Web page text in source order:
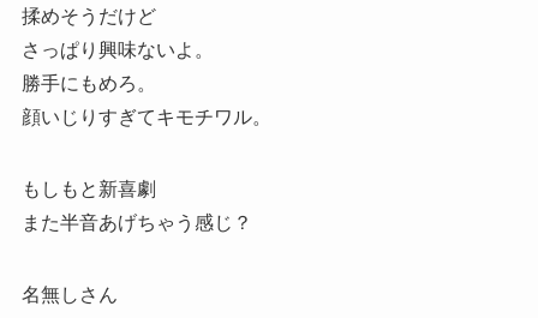
揉めそうだけど
さっぱり興味ないよ。
勝手にもめろ。
顔いじりすぎてキモチワル。
もしもと新喜劇
また半音あげちゃう感じ？
名無しさん